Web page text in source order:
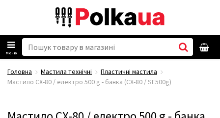
Меню
Головна Мастила технічні
Пластичні мастила
Мастило CX-80 / електро 500 g - банка (CX-80 / SE500g)